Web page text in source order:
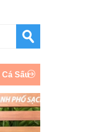
Sấu